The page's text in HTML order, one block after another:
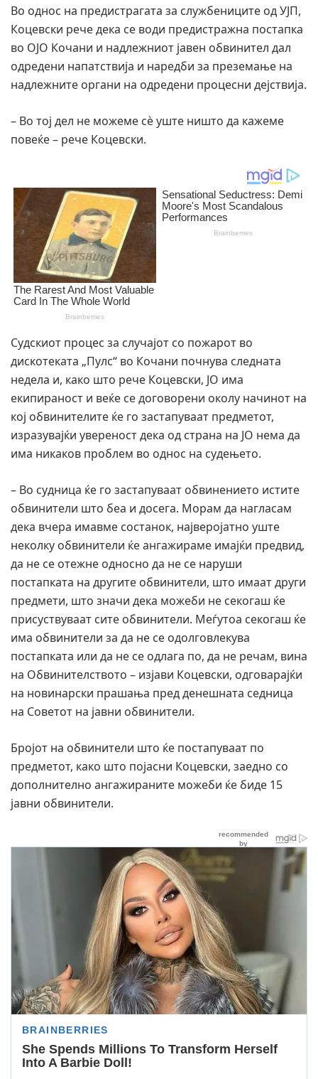
Во однос на предистрагата за службениците од УЈП,
Коцевски рече дека се води предистражна постапка
во ОЈО Кочани и надлежниот јавен обвинител дал
одредени напатствија и наредби за преземање на
надлежните органи на одредени процесни дејствија.
– Во тој дел не можеме сѐ уште ништо да кажеме
повеќе – рече Коцевски.
Судскиот процес за случајот со пожарот во
дискотеката „Пулс“ во Кочани почнува следната
недела и, како што рече Коцевски, ЈО има
екипираност и веќе се договорени околу начинот на
кој обвинителите ќе го застапуваат предметот,
изразувајќи увереност дека од страна на ЈО нема да
има никаков проблем во однос на судењето.
– Во судница ќе го застапуваат обвинението истите
обвинители што беа и досега. Морам да нагласам
дека вчера имавме состанок, најверојатно уште
неколку обвинители ќе ангажираме имајќи предвид,
да не се отежне односно да не се наруши
постапката на другите обвинители, што имаат други
предмети, што значи дека можеби не секогаш ќе
присуствуваат сите обвинители. Меѓутоа секогаш ќе
има обвинители за да не се одолговлекува
постапката или да не се одлага по, да не речам, вина
на Обвинителството – изјави Коцевски, одговарајќи
на новинарски прашања пред денешната седница
на Советот на јавни обвинители.
Бројот на обвинители што ќе постапуваат по
предметот, како што појасни Коцевски, заедно со
дополнително ангажираните можеби ќе биде 15
јавни обвинители.